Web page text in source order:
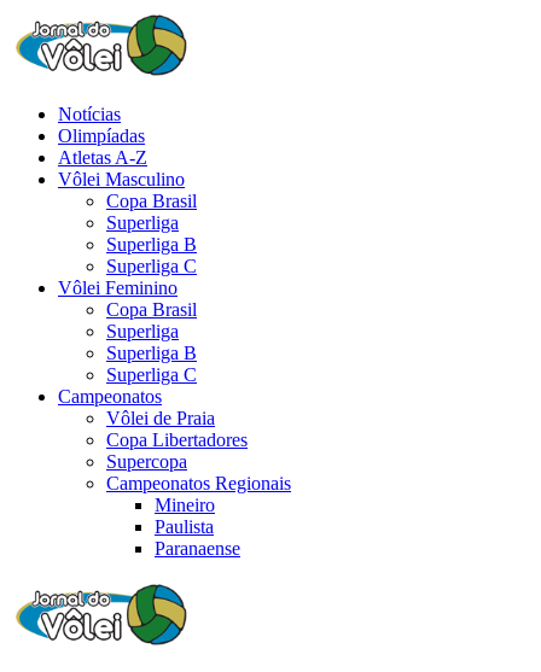
Notícias
Olimpíadas
Atletas A-Z
Vôlei Masculino
Copa Brasil
Superliga
Superliga B
Superliga C
Vôlei Feminino
Copa Brasil
Superliga
Superliga B
Superliga C
Campeonatos
Vôlei de Praia
Copa Libertadores
Supercopa
Campeonatos Regionais
Mineiro
Paulista
Paranaense